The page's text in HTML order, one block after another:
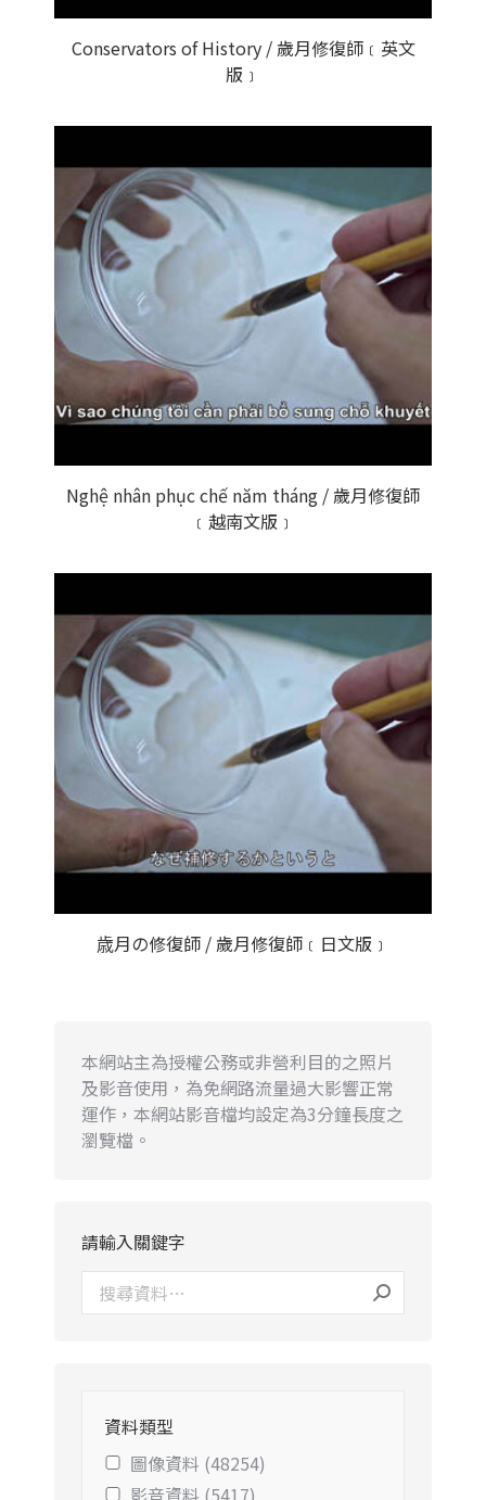
Conservators of History / 歲月修復師﹝英文
版﹞
Nghệ nhân phục chế năm tháng / 歲月修復師
﹝越南文版﹞
歳月の修復師 / 歲月修復師﹝日文版﹞
本網站主為授權公務或非營利目的之照片
及影音使用，為免網路流量過大影響正常
運作，本網站影音檔均設定為3分鐘長度之
瀏覽檔。
請輸入關鍵字
資料類型
圖像資料 (48254)
影音資料 (5417)